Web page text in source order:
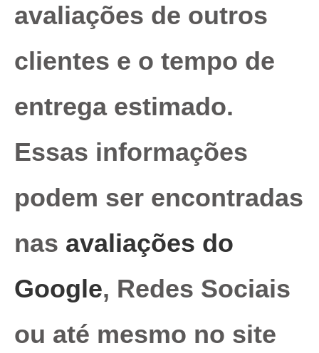
avaliações de outros
clientes e o tempo de
entrega estimado.
Essas informações
podem ser encontradas
nas avaliações do
Google, Redes Sociais
ou até mesmo no site